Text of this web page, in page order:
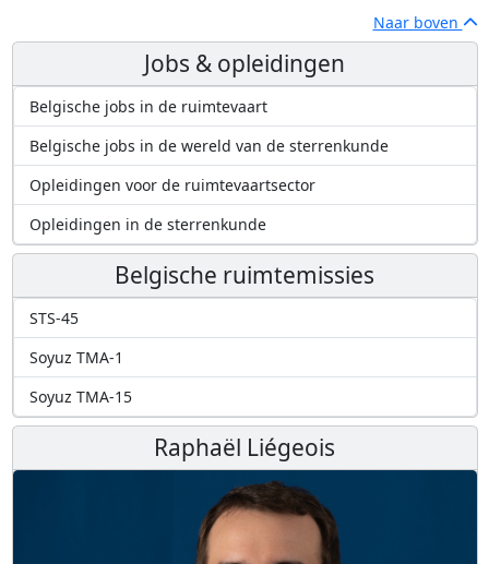
Naar boven
Jobs & opleidingen
Belgische jobs in de ruimtevaart
Belgische jobs in de wereld van de sterrenkunde
Opleidingen voor de ruimtevaartsector
Opleidingen in de sterrenkunde
Belgische ruimtemissies
STS-45
Soyuz TMA-1
Soyuz TMA-15
Raphaël Liégeois